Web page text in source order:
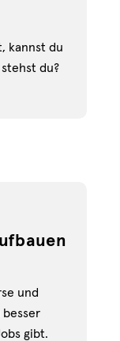
kannst du
du?
und
gibt.